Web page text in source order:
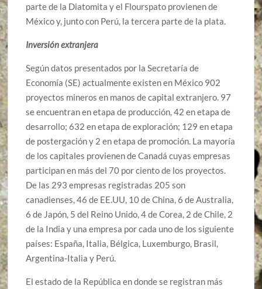
parte de la Diatomita y el Flourspato provienen de
México y, junto con Perú, la tercera parte de la plata.
Inversión extranjera
Según datos presentados por la Secretaría de
Economía (SE) actualmente existen en México 902
proyectos mineros en manos de capital extranjero. 97
se encuentran en etapa de producción, 42 en etapa de
desarrollo; 632 en etapa de exploración; 129 en etapa
de postergación y 2 en etapa de promoción. La mayoría
de los capitales provienen de Canadá cuyas empresas
participan en más del 70 por ciento de los proyectos.
De las 293 empresas registradas 205 son
canadienses, 46 de EE.UU, 10 de China, 6 de Australia,
6 de Japón, 5 del Reino Unido, 4 de Corea, 2 de Chile, 2
de la India y una empresa por cada uno de los siguiente
países: España, Italia, Bélgica, Luxemburgo, Brasil,
Argentina-Italia y Perú.
El estado de la República en donde se registran más